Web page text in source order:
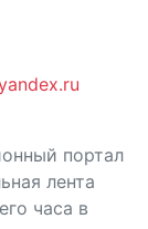
портал
лента
часа в